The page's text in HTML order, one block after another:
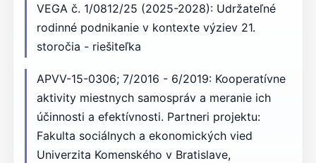
VEGA č. 1/0812/25 (2025-2028): Udržateľné
rodinné podnikanie v kontexte výziev 21.
storočia - riešiteľka
APVV-15-0306; 7/2016 - 6/2019: Kooperatívne
aktivity miestnych samospráv a meranie ich
účinnosti a efektívnosti. Partneri projektu:
Fakulta sociálnych a ekonomických vied
Univerzita Komenského v Bratislave,